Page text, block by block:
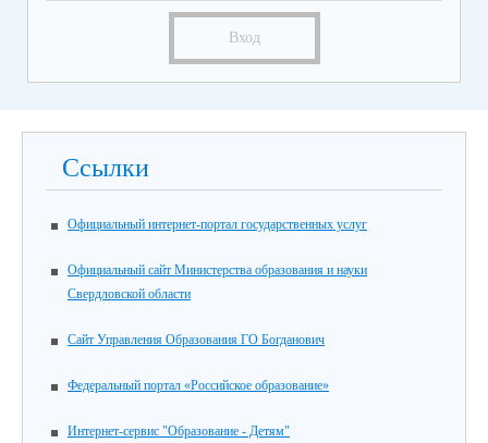
Вход
Ссылки
Официальный интернет-портал государственных услуг
Официальный сайт Министерства образования и науки
Свердловской области
Сайт Управления Образования ГО Богданович
Федеральный портал «Российское образование»
Интернет-сервис "Образование - Детям"